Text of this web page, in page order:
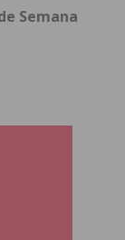
Semana